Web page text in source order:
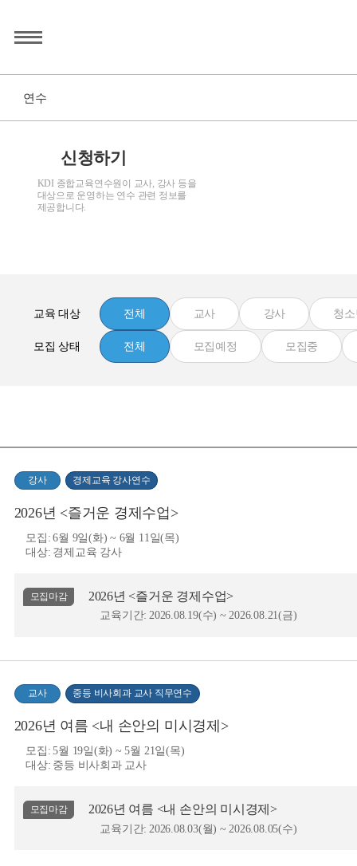
신청하기
KDI 종합교육연수원이 교사, 강사 등을
대상으로 운영하는 연수 관련 정보를
제공합니다.
연수
교육 대상 전체 교사 강사 청
모집 상태 전체 모집예정 모집중
강사 경제교육 강사연수
2026년 <즐거운 경제수업>
모집: 6월 9일(화) ~ 6월 11일(목)
대상: 경제교육 강사
모집마감 2026년 <즐거운 경제수업>
교육기간: 2026.08.19(수) ~ 2026.08.21(금)
교사 중등 비사회과 교사 직무연수
2026년 여름 <내 손안의 미시경제>
모집: 5월 19일(화) ~ 5월 21일(목)
대상: 중등 비사회과 교사
모집마감 2026년 여름 <내 손안의 미시경제>
교육기간: 2026.08.03(월) ~ 2026.08.05(수)